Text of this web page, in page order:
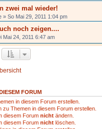
zwei mal wieder!
» So Mai 29, 2011 1:04 pm
noch zeigen....
Mai 24, 2011 6:47 am
FORUM
in diesem Forum erstellen.
zu Themen in diesem Forum erstellen.
diesem Forum nicht ändern.
diesem Forum nicht löschen.